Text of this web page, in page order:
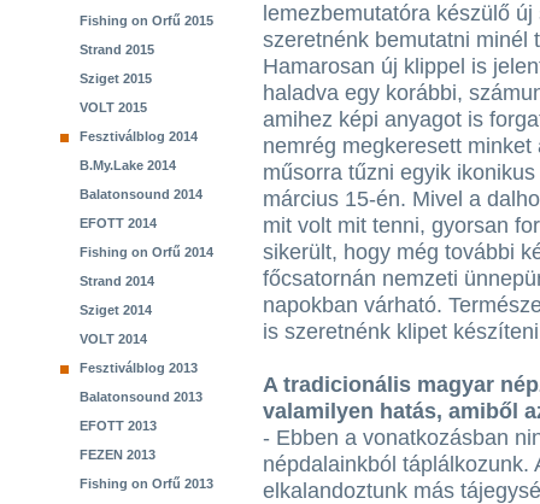
Fishing on Orfű 2015
Strand 2015
Sziget 2015
VOLT 2015
Fesztiválblog 2014
B.My.Lake 2014
Balatonsound 2014
EFOTT 2014
Fishing on Orfű 2014
Strand 2014
Sziget 2014
VOLT 2014
Fesztiválblog 2013
Balatonsound 2013
EFOTT 2013
FEZEN 2013
Fishing on Orfű 2013
lemezbemutatóra készülő
szeretnénk bemutatni minél
Hamarosan új klippel is
haladva egy korábbi,
amihez képi anyagot is
nemrég megkeresett
műsorra tűzni egyik
március 15-én. Mivel a
mit volt mit tenni, gyorsan
sikerült, hogy még további
főcsatornán nemzeti
napokban várható.
is szeretnénk klipet
A tradicionális magyar
valamilyen hatás, amiből
- Ebben a vonatkozásban
népdalainkból táplálkozunk.
elkalandoztunk más